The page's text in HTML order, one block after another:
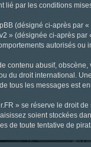
lié par les conditions
(désigné ci-après par
» (désignée ci-après par
autorisés ou
contenu abusif,
du droit international.
tous les messages est
» se réserve le droit
soient stockées
de toute tentative de